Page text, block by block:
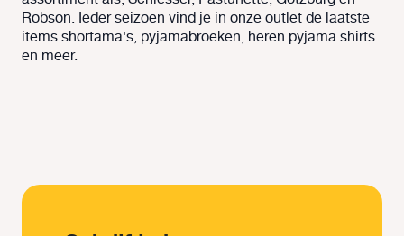
Robson. Ieder seizoen vind je in onze outlet de laatste
items shortama's, pyjamabroeken, heren pyjama shirts
en meer.